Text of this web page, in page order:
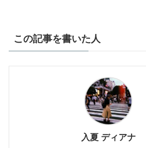
この記事を書いた人
入夏 ディアナ